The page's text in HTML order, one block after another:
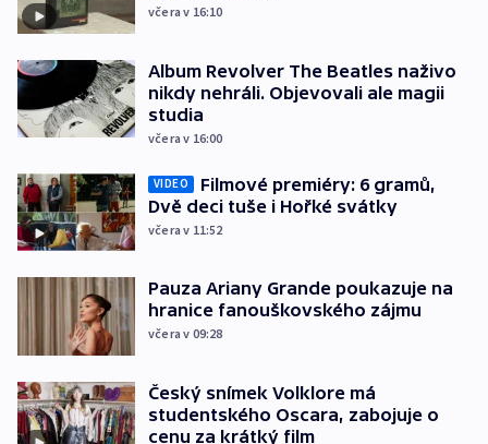
včera v 16:10
Album Revolver The Beatles naživo
nikdy nehráli. Objevovali ale magii
studia
včera v 16:00
VIDEO
Filmové premiéry: 6 gramů,
Dvě deci tuše i Hořké svátky
včera v 11:52
Pauza Ariany Grande poukazuje na
hranice fanouškovského zájmu
včera v 09:28
Český snímek Volklore má
studentského Oscara, zabojuje o
cenu za krátký film